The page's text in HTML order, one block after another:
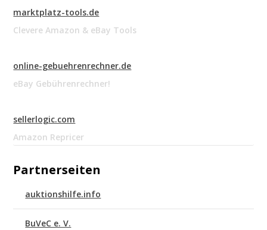
marktplatz-tools.de
Clevere Amazon & eBay Tools
online-gebuehrenrechner.de
eBay Gebührenrechner!
sellerlogic.com
Amazon Repricer
Partnerseiten
auktionshilfe.info
BuVeC e. V.